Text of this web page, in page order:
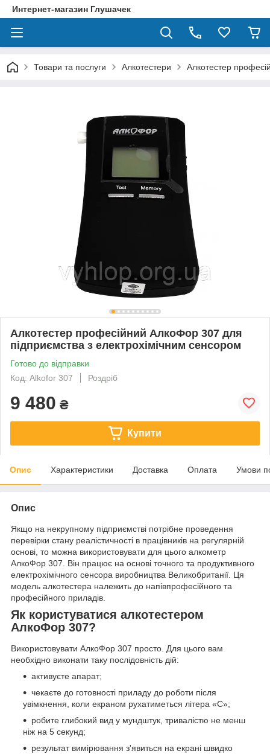
Интернет-магазин Глушачек
Товари та послуги Алкотестери Алкотестер
Алкотестер професійний АлкоФор 307 для
підприємства з електрохімічним сенсором
Готово до відправки
Код: Alkofor 307
Роздріб
9 480 ₴
Купити
Опис Характеристики Доставка Оплата Умови
Опис
Якщо на некрупному підприємстві потрібне проведення
перевірки стану реалістичності в працівників на регулярній
основі, то можна використовувати для цього алкометр
АлкоФор 307. Він працює на основі точного та продуктивного
електрохімічного сенсора виробництва Великобританії. Ця
модель алкотестера належить до напівпрофесійного та
професійного приладів.
Як користуватися алкотестером
АлкоФор 307?
Використовувати АлкоФор 307 просто. Для цього вам
необхідно виконати таку послідовність дій:
активуєте апарат;
чекаєте до готовності приладу до роботи після
увімкнення, коли екраном рухатиметься літера «С»;
робите глибокий вид у мундштук, тривалістю не менш
ніж на 5 секунд;
результат вимірювання з'явиться на екрані швидко